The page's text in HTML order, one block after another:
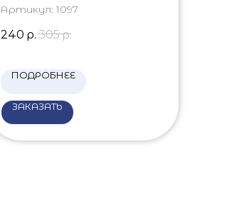
Артикул: 1097
240 р. 305 р.
ПОДРОБНЕЕ
ЗАКАЗАТЬ